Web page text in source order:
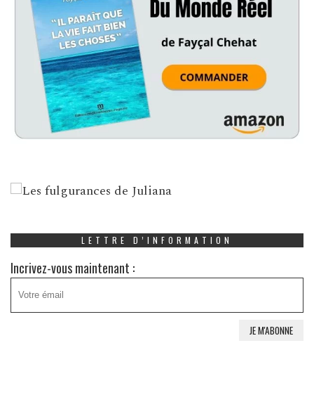
LETTRE D’INFORMATION
Incrivez-vous maintenant :